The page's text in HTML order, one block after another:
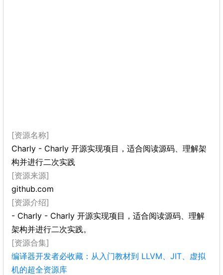
[资源名称]
Charly - Charly 开源实现项目，适合阅读源码、理解架
构并进行二次实践
[资源来源]
github.com
[资源介绍]
- Charly - Charly 开源实现项目，适合阅读源码、理解
架构并进行二次实践。
[资源合集]
编译器开发者必收藏：从入门教材到 LLVM、JIT、虚拟
机的超全资源库